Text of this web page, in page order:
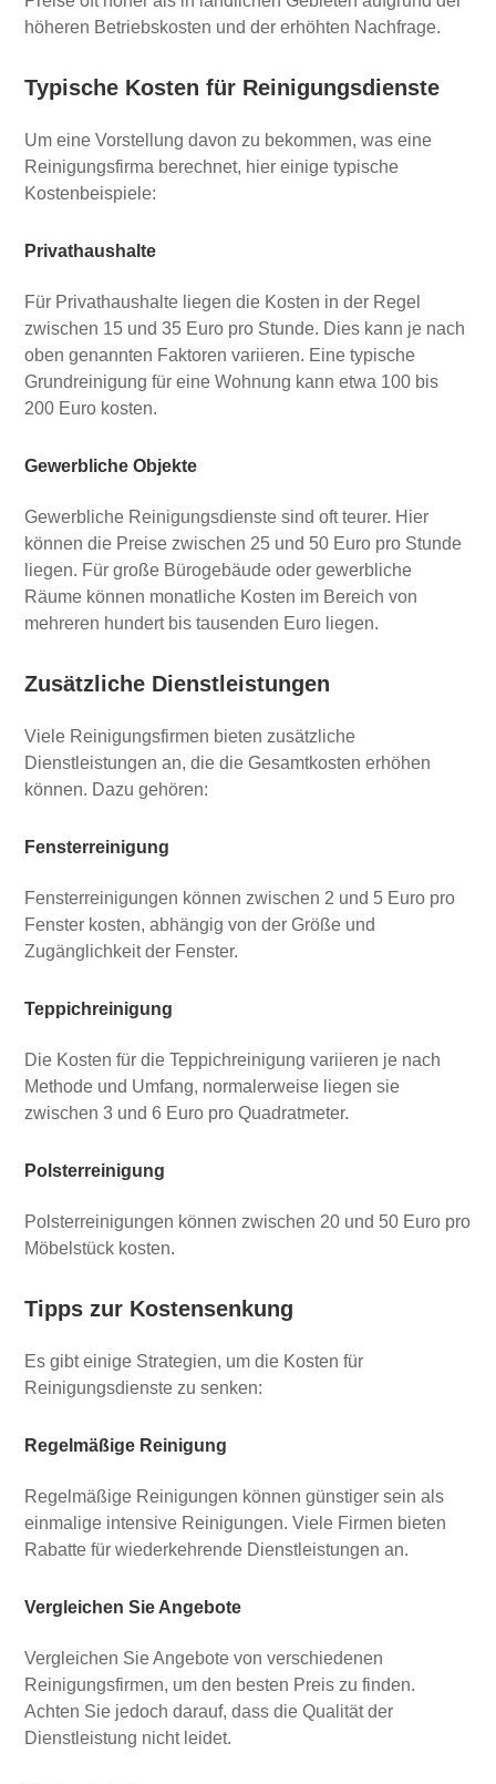
höheren Betriebskosten und der erhöhten Nachfrage.
Typische Kosten für Reinigungsdienste
Um eine Vorstellung davon zu bekommen, was eine
Reinigungsfirma berechnet, hier einige typische
Kostenbeispiele:
Privathaushalte
Für Privathaushalte liegen die Kosten in der Regel
zwischen 15 und 35 Euro pro Stunde. Dies kann je nach
oben genannten Faktoren variieren. Eine typische
Grundreinigung für eine Wohnung kann etwa 100 bis
200 Euro kosten.
Gewerbliche Objekte
Gewerbliche Reinigungsdienste sind oft teurer. Hier
können die Preise zwischen 25 und 50 Euro pro Stunde
liegen. Für große Bürogebäude oder gewerbliche
Räume können monatliche Kosten im Bereich von
mehreren hundert bis tausenden Euro liegen.
Zusätzliche Dienstleistungen
Viele Reinigungsfirmen bieten zusätzliche
Dienstleistungen an, die die Gesamtkosten erhöhen
können. Dazu gehören:
Fensterreinigung
Fensterreinigungen können zwischen 2 und 5 Euro pro
Fenster kosten, abhängig von der Größe und
Zugänglichkeit der Fenster.
Teppichreinigung
Die Kosten für die Teppichreinigung variieren je nach
Methode und Umfang, normalerweise liegen sie
zwischen 3 und 6 Euro pro Quadratmeter.
Polsterreinigung
Polsterreinigungen können zwischen 20 und 50 Euro pro
Möbelstück kosten.
Tipps zur Kostensenkung
Es gibt einige Strategien, um die Kosten für
Reinigungsdienste zu senken:
Regelmäßige Reinigung
Regelmäßige Reinigungen können günstiger sein als
einmalige intensive Reinigungen. Viele Firmen bieten
Rabatte für wiederkehrende Dienstleistungen an.
Vergleichen Sie Angebote
Vergleichen Sie Angebote von verschiedenen
Reinigungsfirmen, um den besten Preis zu finden.
Achten Sie jedoch darauf, dass die Qualität der
Dienstleistung nicht leidet.